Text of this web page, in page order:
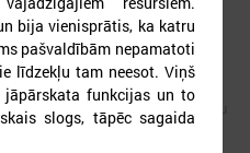
parāda plašu un
skolu tīklu Latvijā
plašu un detalizētu informāciju
bija vienisprātis, ka katru
pašvaldībām nepamatoti
līdzekļu tam neesot. Viņš
funkcijas un to
slogs, tāpēc sagaida